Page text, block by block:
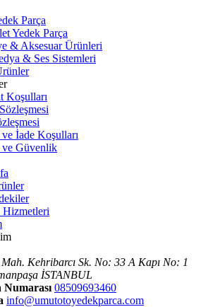
Parça
Yedek Parça
& Aksesuar Ürünleri
& Ses Sistemleri
Koşulları
İade Koşulları
Güvenlik
Hizmetleri
Kehribarcı Sk. No: 33 A Kapı No: 1
İSTANBUL
Numarası 08509693460
info@umutotoyedekparca.com